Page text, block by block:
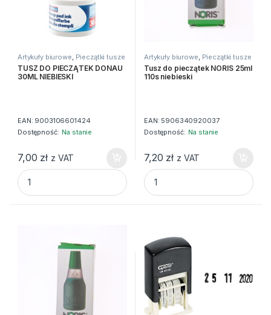
Artykuły biurowe Pieczątki tusze
datowniki
TUSZ DO PIECZĄTEK DONAU
30ML NIEBIESKI
EAN: 9003106601424
Dostępność: Na stanie
7,00 zł z VAT
TUSZ DO PIECZĄTEK DONAU 30ML NIEBIESKI quantity
Artykuły biurowe Pieczątki tusze
datowniki
Tusz do pieczątek NORIS 25ml
110s niebieski
EAN: 5906340920037
Dostępność: Na stanie
7,20 zł z VAT
Tusz do pieczątek NORIS